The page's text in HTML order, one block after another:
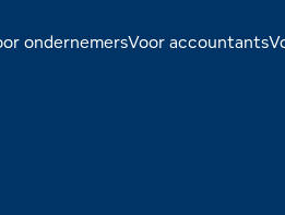
ondernemersVoor accountants